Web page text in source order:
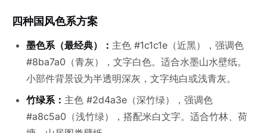
四种国风色系方案
墨色系（最经典）： 主色 #1c1c1e（近黑），强调色
#8ba7a0（青灰），文字白色。适合水墨山水壁纸。
小部件背景设为半透明深灰，文字纯白或浅青灰。
竹绿系： 主色 #2d4a3e（深竹绿），强调色
#a8c5a0（浅竹绿），搭配米白文字。适合竹林、荷